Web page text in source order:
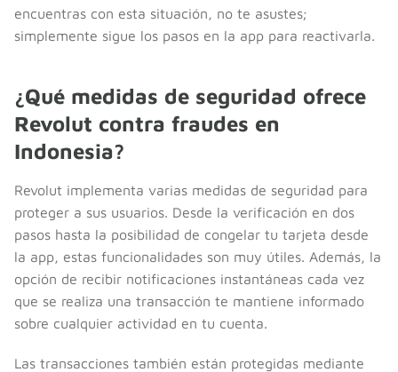
encuentras con esta situación, no te asustes;
simplemente sigue los pasos en la app para reactivarla.
¿Qué medidas de seguridad ofrece
Revolut contra fraudes en
Indonesia?
Revolut implementa varias medidas de seguridad para
proteger a sus usuarios. Desde la verificación en dos
pasos hasta la posibilidad de congelar tu tarjeta desde
la app, estas funcionalidades son muy útiles. Además, la
opción de recibir notificaciones instantáneas cada vez
que se realiza una transacción te mantiene informado
sobre cualquier actividad en tu cuenta.
Las transacciones también están protegidas mediante